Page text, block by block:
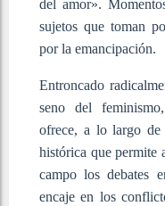
del amor».
sujetos que toman
por la emancipación.
Entroncado
seno del feminismo,
ofrece, a lo largo de
histórica que permite
campo los debates
encaje en los